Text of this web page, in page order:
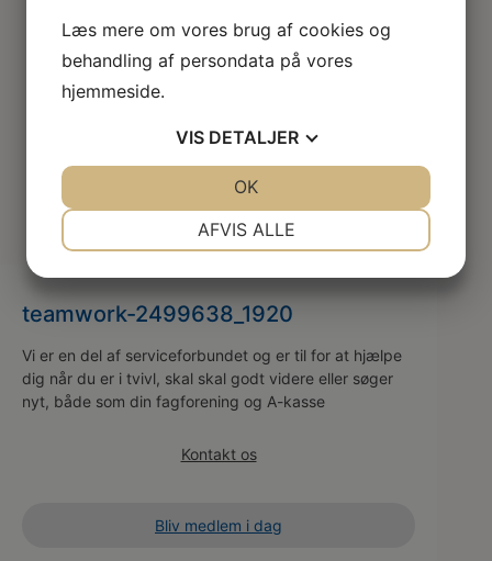
teamwork-2499638_1920
Vi er en del af serviceforbundet og er til for at hjælpe
dig når du er i tvivl, skal skal godt videre eller søger
nyt, både som din fagforening og A-kasse
Kontakt os
Bliv medlem i dag
Læs mere om vores brug af cookies og
behandling af persondata på vores
hjemmeside.
VIS DETALJER
AFVIS ALLE
OK